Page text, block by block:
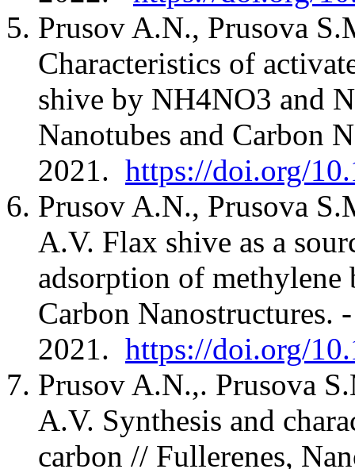
Prusov A.N., Prusova
Characteristics of
shive by NH4NO3 and
Nanotubes and Carbon
2021. https://doi.org/
Prusov A.N., Prusova
A.V. Flax shive as a
adsorption of methylene
Carbon Nanostructures. -
2021. https://doi.org/
Prusov A.N.,. Prusova
A.V. Synthesis and
carbon // Fullerenes,